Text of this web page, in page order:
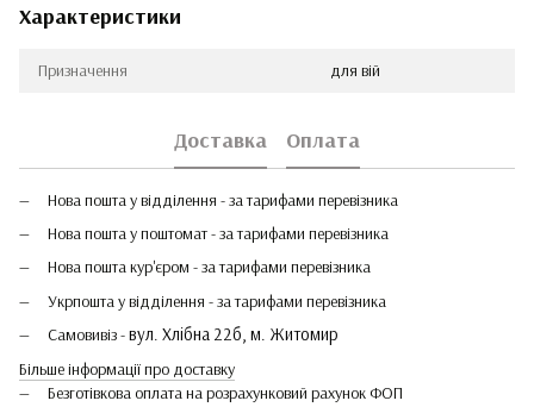
Характеристики
Призначення для вій
Доставка Оплата
Нова пошта у відділення - за тарифами перевізника
Нова пошта у поштомат - за тарифами перевізника
Нова пошта кур'єром - за тарифами перевізника
Укрпошта у відділення - за тарифами перевізника
Самовивіз -вул. Хлібна 22б, м. Житомир
Більше інформації про доставку
Безготівкова оплата на розрахунковий рахунок ФОП